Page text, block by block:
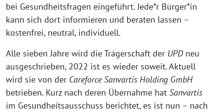
bei Gesundheitsfragen eingeführt. Jede*r Bürger*in
kann sich dort informieren und beraten lassen –
kostenfrei, neutral, individuell.
Alle sieben Jahre wird die Trägerschaft der UPDneu
ausgeschrieben, 2022 ist es wieder soweit. Aktuell
wird sie von der Careforce Sanvartis Holding GmbH
betrieben. Kurz nach deren Übernahme hat Sanvartis
im Gesundheitsausschuss berichtet, es ist nun – nach